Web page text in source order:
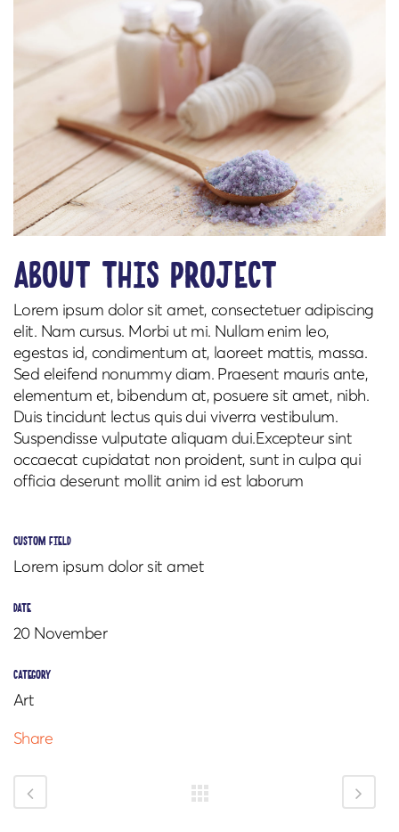
about this project
Lorem ipsum dolor sit amet, consectetuer adipiscing
elit. Nam cursus. Morbi ut mi. Nullam enim leo,
egestas id, condimentum at, laoreet mattis, massa.
Sed eleifend nonummy diam. Praesent mauris ante,
elementum et, bibendum at, posuere sit amet, nibh.
Duis tincidunt lectus quis dui viverra vestibulum.
Suspendisse vulputate aliquam dui.Excepteur sint
occaecat cupidatat non proident, sunt in culpa qui
officia deserunt mollit anim id est laborum
custom field
Lorem ipsum dolor sit amet
date
20 November
category
Art
Share